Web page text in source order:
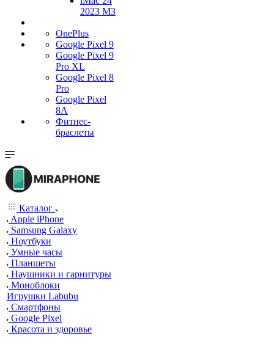
2023 M3
OnePlus
Google Pixel 9
Google Pixel 9
Pro XL
Google Pixel 8
Pro
Google Pixel
8A
Фитнес-
браслеты
Каталог
Apple iPhone
Samsung Galaxy
Ноутбуки
Умные часы
Планшеты
Наушники и гарнитуры
Моноблоки
Игрушки Labubu
Смартфоны
Google Pixel
Красота и здоровье